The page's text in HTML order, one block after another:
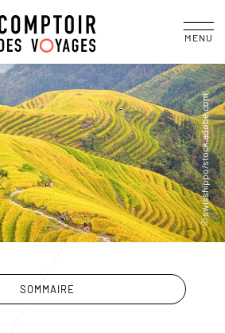
MENU
SOMMAIRE